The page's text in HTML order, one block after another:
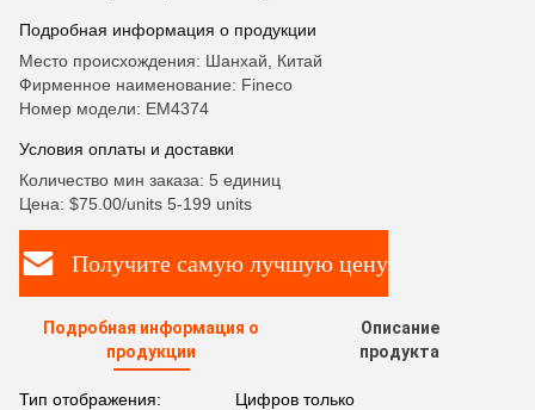
Подробная информация о продукции
Место происхождения: Шанхай, Китай
Фирменное наименование: Fineco
Номер модели: EM4374
Условия оплаты и доставки
Количество мин заказа: 5 единиц
Цена: $75.00/units 5-199 units
Получите самую лучшую цену
Подробная информация о
продукции
Описание
продукта
Тип отображения:
Цифров только